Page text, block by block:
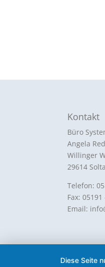
Kontakt
Büro
Angela
Willinger
29614
Telefon:
Fax: 05191
Email:
Designed
Diese Seite